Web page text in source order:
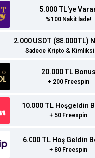
5.000 TL'ye
%100 Nakit İade!
2.000 USDT (88.000TL)
Sadece Kripto &
20.000 TL Bonus
+ 200 Freespin
10.000 TL Hoşgeldin
+ 50 Freespin
6.000 TL Hoş Geldin
+ 80 Freespin